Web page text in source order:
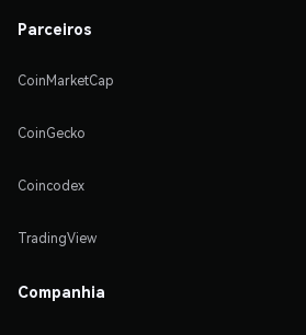
Parceiros
CoinMarketCap
CoinGecko
Coincodex
TradingView
Companhia